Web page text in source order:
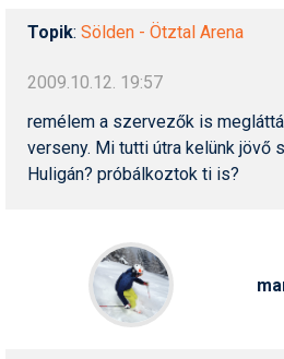
Topik: Sölden - Ötztal Arena
2009.10.12. 19:57
remélem a szervezők is
verseny. Mi tutti útra kelünk jövő
Huligán? próbálkoztok ti is?